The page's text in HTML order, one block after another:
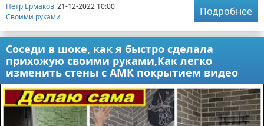
Петр Ермаков 21-12-2022 10:00
Своими руками
Подробнее
Соседи в шоке, как я быстро сделала
прихожую своими руками,Как легко
изменить стены с АМК покрытием видео